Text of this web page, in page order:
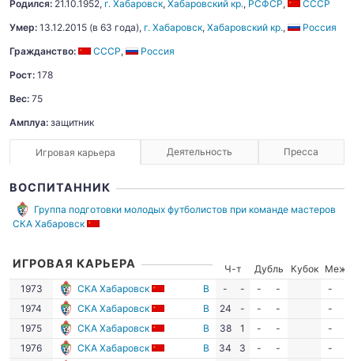
Родился: 21.10.1952, г. Хабаровск, Хабаровский кр., РСФСР,
СССР
Умер: 13.12.2015 (в 63 года), г. Хабаровск, Хабаровский кр.,
Россия
Гражданство:
СССР,
Россия
Рост: 178
Вес: 75
Амплуа: защитник
Игровая карьера Деятельность Пресса
ВОСПИТАННИК
Группа подготовки молодых футболистов при команде мастеров
СКА Хабаровск
ИГРОВАЯ КАРЬЕРА Ч-т Дубль Кубок
Межд.
1973
СКА Хабаровск В - - - - -
1974
СКА Хабаровск В 24 - - - -
1975
СКА Хабаровск В 38 1 - - -
1976
СКА Хабаровск В 34 3 - - -